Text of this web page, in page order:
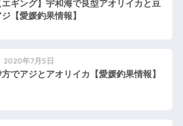
エギング】宇和海で良型アオリイカと豆
ジ【愛媛釣果情報】
2020年7月5日
でアジとアオリイカ【愛媛釣果情報】